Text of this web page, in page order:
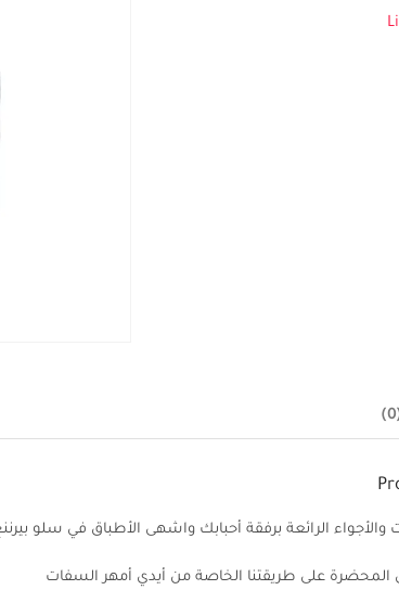
والأجواء الرائعة برفقة أحبابك واشهى الأطباق في سلو
المحضرة على طريقتنا الخاصة من أيدي أمهر السفات